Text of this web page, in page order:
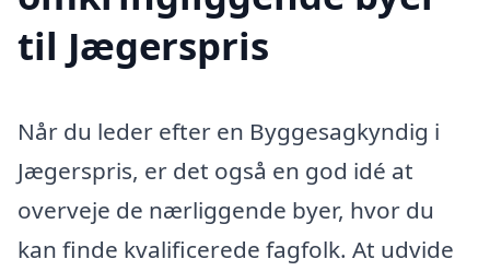
til Jægerspris
Når du leder efter en Byggesagkyndig i
Jægerspris, er det også en god idé at
overveje de nærliggende byer, hvor du
kan finde kvalificerede fagfolk. At udvide